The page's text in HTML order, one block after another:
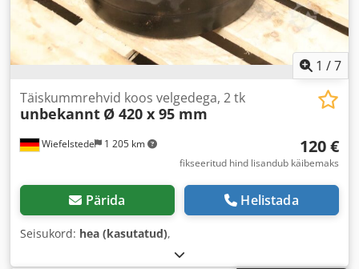
1 /7
Wiefelstede 1 205 km
Täiskummrehvid koos velgedega, 2 tk
unbekannt Ø 420 x 95 mm
120 €
fikseeritud hind lisandub käibemaks
Pärida Helistada
Seisukord: hea (kasutatud),